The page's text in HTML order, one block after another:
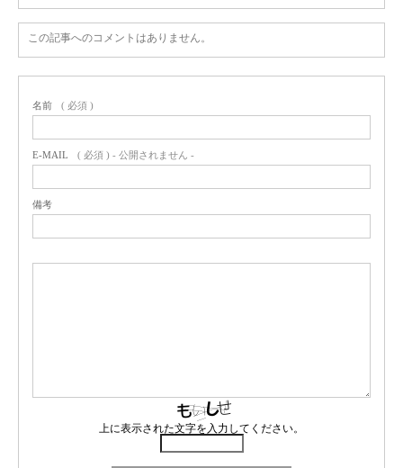
この記事へのコメントはありません。
名前 ( 必須 )
E-MAIL ( 必須 ) - 公開されません -
備考
上に表示された文字を入力してください。